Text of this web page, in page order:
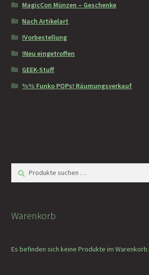
MagicCon Münzen – Geschenke
Nach Artikelart
!Vorbestellung
!Neu eingetroffen
GEEK-Stuff
%% Funko POPs! Räumungsverkauf
Suchen
nach:
Suchen
Warenkorb
Es befinden sich keine Produkte im Warenkorb.